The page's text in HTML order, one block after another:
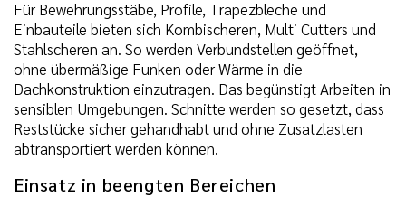
Für Bewehrungsstäbe, Profile, Trapezbleche und
Einbauteile bieten sich Kombischeren, Multi Cutters und
Stahlscheren an. So werden Verbundstellen geöffnet,
ohne übermäßige Funken oder Wärme in die
Dachkonstruktion einzutragen. Das begünstigt Arbeiten in
sensiblen Umgebungen. Schnitte werden so gesetzt, dass
Reststücke sicher gehandhabt und ohne Zusatzlasten
abtransportiert werden können.
Einsatz in beengten Bereichen